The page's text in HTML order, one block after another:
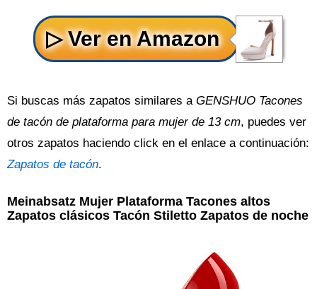
Si buscas más zapatos similares a GENSHUO Tacones
de tacón de plataforma para mujer de 13 cm, puedes ver
otros zapatos haciendo click en el enlace a continuación:
Zapatos de tacón.
Meinabsatz Mujer Plataforma Tacones altos
Zapatos clásicos Tacón Stiletto Zapatos de noche